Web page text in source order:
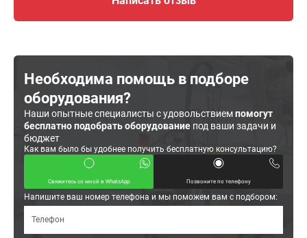
Необходима помощь в подборе
оборудования?
Наши опытные специалисты с удовольствиемпомогут
бесплатно подобрать оборудование под ваши задачи и
бюджет
Как вам было бы удобнее получить бесплатную консультацию?
Свяжитесь со мной в WhatsApp Позвоните по телефону
Напишите ваш номер телефона и мы поможем вам с подбором: